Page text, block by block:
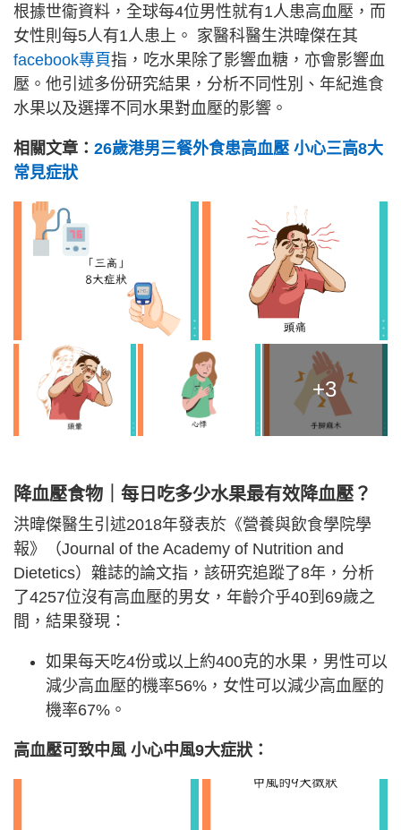
根據世衞資料，全球每4位男性就有1人患高血壓，而
女性則每5人有1人患上。 家醫科醫生洪暐傑在其
facebook專頁指，吃水果除了影響血糖，亦會影響血
壓。他引述多份研究結果，分析不同性別、年紀進食
水果以及選擇不同水果對血壓的影響。
相關文章： 26歲港男三餐外食患高血壓 小心三高8大
常見症狀
+3
降血壓食物｜每日吃多少水果最有效降血壓？
洪暐傑醫生引述2018年發表於《營養與飲食學院學
報》（Journal of the Academy of Nutrition and
Dietetics）雜誌的論文指，該研究追蹤了8年，分析
了4257位沒有高血壓的男女，年齡介乎40到69歲之
間，結果發現：
如果每天吃4份或以上約400克的水果，男性可以
減少高血壓的機率56%，女性可以減少高血壓的
機率67%。
高血壓可致中風 小心中風9大症狀：